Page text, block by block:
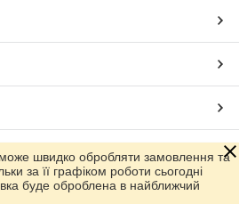
Prom.ua
швидко обробляти замовлення та
за її графіком роботи сьогодні
буде оброблена в найближчий